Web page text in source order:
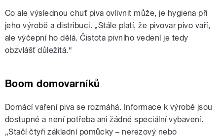
Co ale výslednou chuť piva ovlivnit může, je hygiena při
jeho výrobě a distribuci. „Stále platí, že pivovar pivo vaří,
ale výčepní ho dělá. Čistota pivního vedení je tedy
obzvlášť důležitá.“
Boom domovarníků
Domácí vaření piva se rozmáhá. Informace k výrobě jsou
dostupné a není potřeba ani žádné speciální vybavení.
„Stačí čtyři základní pomůcky – nerezový nebo